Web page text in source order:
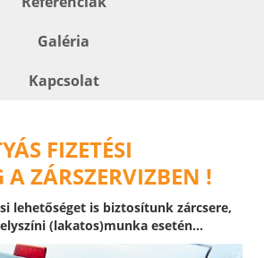
Galéria
Kapcsolat
FIZETÉSI
A ZÁRSZERVIZBEN !
lehetőséget is biztosítunk zárcsere,
(lakatos)munka esetén...